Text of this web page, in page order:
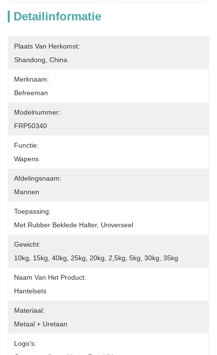
Detailinformatie
Plaats Van Herkomst:
Shandong, China
Merknaam:
Befreeman
Modelnummer:
FRP50340
Functie:
Wapens
Afdelingsnaam:
Mannen
Toepassing:
Met Rubber Beklede Halter, Universeel
Gewicht:
10kg, 15kg, 40kg, 25kg, 20kg, 2,5kg, 5kg, 30kg, 35kg
Naam Van Het Product:
Hantelsets
Materiaal:
Metaal + Uretaan
Logo's: